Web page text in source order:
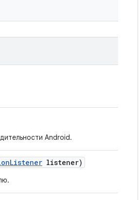
Android.
Listener listener)